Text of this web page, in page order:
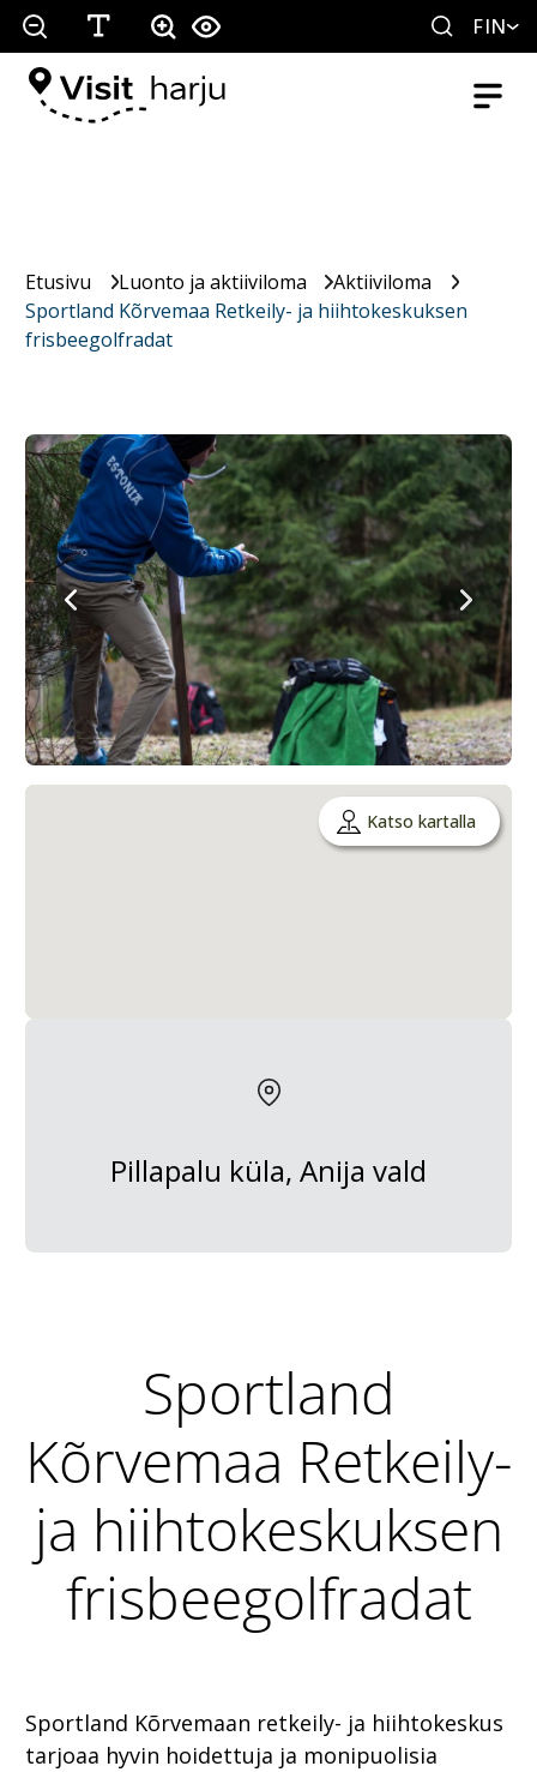
FIN
Etusivu Luonto ja aktiiviloma
Aktiiviloma
Sportland Kõrvemaa Retkeily- ja hiihtokeskuksen
frisbeegolfradat
Katso kartalla
Pillapalu küla, Anija vald
Sportland
Kõrvemaa Retkeily-
ja hiihtokeskuksen
frisbeegolfradat
Sportland Kõrvemaan retkeily- ja hiihtokeskus
tarjoaa hyvin hoidettuja ja monipuolisia